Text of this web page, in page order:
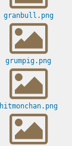
granbull.png
grumpig.png
hitmonchan.png